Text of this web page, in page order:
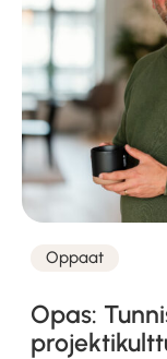
Kategoriat
Oppaat
Opas: